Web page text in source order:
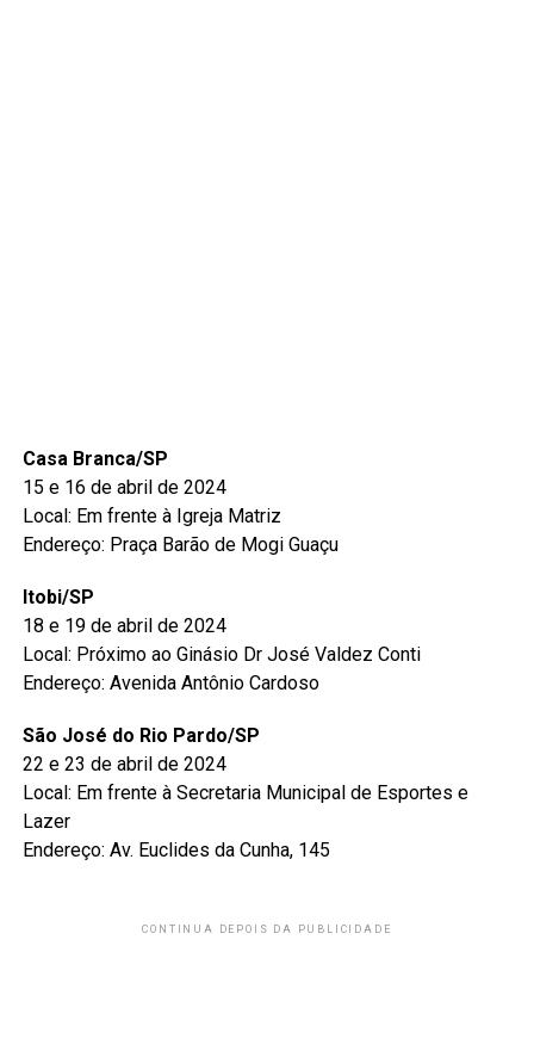
Casa Branca/SP
15 e 16 de abril de 2024
Local: Em frente à Igreja Matriz
Endereço: Praça Barão de Mogi Guaçu
Itobi/SP
18 e 19 de abril de 2024
Local: Próximo ao Ginásio Dr José Valdez Conti
Endereço: Avenida Antônio Cardoso
São José do Rio Pardo/SP
22 e 23 de abril de 2024
Local: Em frente à Secretaria Municipal de Esportes e
Lazer
Endereço: Av. Euclides da Cunha, 145
CONTINUA DEPOIS DA PUBLICIDADE